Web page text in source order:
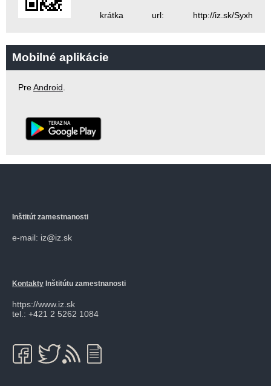
krátka url: http://iz.sk/Syxh
Mobilné aplikácie
PreAndroid.
Inštitút zamestnanosti
e-mail: iz@iz.sk
Kontakty Inštitútu zamestnanosti
https://www.iz.sk
tel.: +421 2 5262 1084